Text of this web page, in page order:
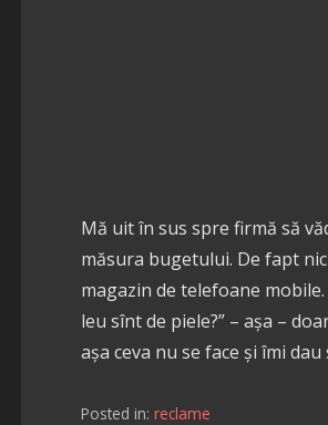
Mă uit în sus spre firmă să
măsura bugetului. De fapt
magazin de telefoane
leu sînt de piele?” – așa –
așa ceva nu se face și îmi
Posted in: reclame